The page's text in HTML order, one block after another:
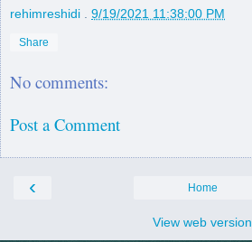
rehimreshidi 9/19/2021 11:38:00 PM
Share
No comments:
Post a Comment
‹ Home
View web version